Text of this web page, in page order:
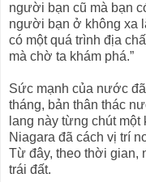
người bạn cũ mà bạn
người bạn ở không xa
có một quá trình địa
mà chờ ta khám phá.”
Sức mạnh của nước
tháng, bản thân thác
lang này từng chút
Niagara đã cách vị trí
Từ đây, theo thời gian,
trái đất.